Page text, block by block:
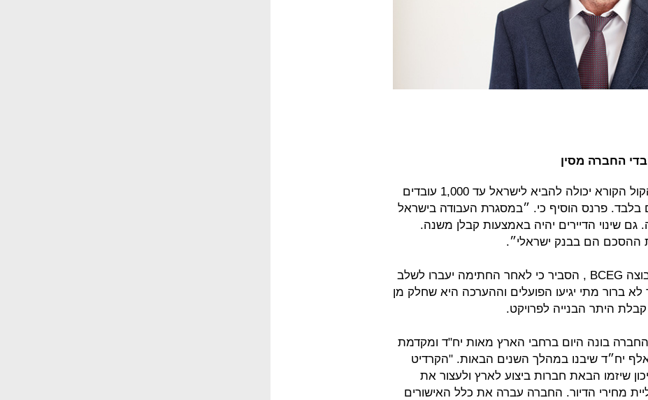
BCEG מסין שנבחרה במסגרת הקול הקורא יכולה להביא לישראל עד 1,000 עובדים
יגיעו 100 פועלים בלבד. פרנס הוסיף כי. ״במסגרת העבודה בישראל
שינוי הדיירים יהיה באמצעות קבלן משנה.
ההסכם הם בבנק ישראלי״.
Chang Yongchun, סגן נשיא הקבוצה BCEG , הסביר כי לאחר החתימה יעברו לשלב
לא ברור מתי יגיעו הפועלים וההערכה היא שחלק מן
קבלת היתר הבנייה לפרויקט.
בונה היום ברחבי הארץ מאות יח"ד ומקדמת
פרויקטים ולמעלה מ-10 אלף יח״ד שיבנו במהלך השנים הבאות. "הקרדיט
שיזמו הבאת חברות ביצוע לארץ ולעצור את
מחירי הדיור. החברה עברה את כלל האישורים